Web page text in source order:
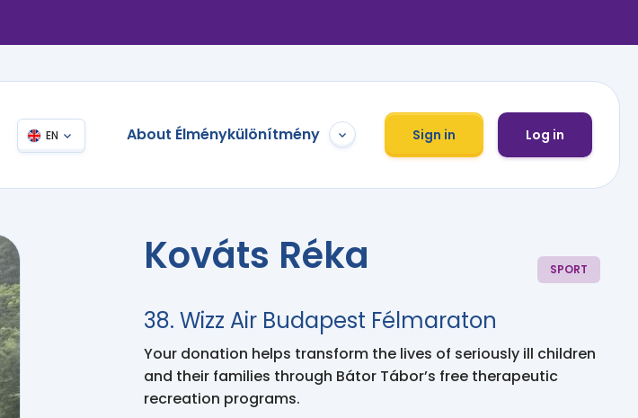
EN About Élménykülönítmény Sign in Log in
Kováts Réka SPORT
38. Wizz Air Budapest Félmaraton
Your donation helps transform the lives of seriously ill children
and their families through Bátor Tábor’s free therapeutic
recreation programs.